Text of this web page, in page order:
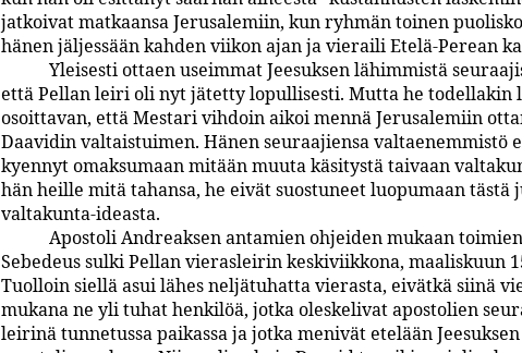
jatkoivat matkaansa Jerusalemiin, kun ryhmän toinen
hänen jäljessään kahden viikon ajan ja vieraili Etelä-Perean
Yleisesti ottaen useimmat Jeesuksen lähimmistä
että Pellan leiri oli nyt jätetty lopullisesti. Mutta he todellakin
osoittavan, että Mestari vihdoin aikoi mennä Jerusalemiin
Daavidin valtaistuimen. Hänen seuraajiensa valtaenemmistö
kyennyt omaksumaan mitään muuta käsitystä taivaan
hän heille mitä tahansa, he eivät suostuneet luopumaan tästä
valtakunta-ideasta.
Apostoli Andreaksen antamien ohjeiden mukaan
Sebedeus sulki Pellan vierasleirin keskiviikkona, maaliskuun
Tuolloin siellä asui lähes neljätuhatta vierasta, eivätkä siinä
mukana ne yli tuhat henkilöä, jotka oleskelivat apostolien
leirinä tunnetussa paikassa ja jotka menivät etelään